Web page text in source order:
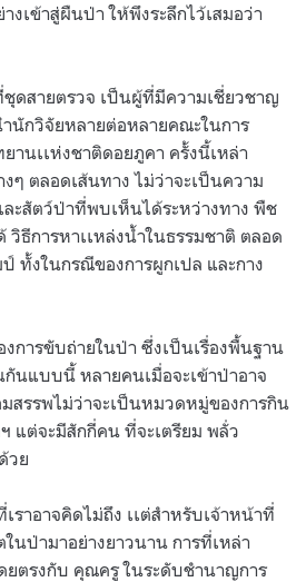
างเข้าสู่ผืนป่า ให้พึงระลึกไว้เสมอว่า
ดสายตรวจ เป็นผู้ที่มีความเชี่ยวชาญ
นักวิจัยหลายต่อหลายคณะในการ
นเเห่งชาติดอยภูคา ครั้งนี้เหล่า
ๆ ตลอดเส้นทาง ไม่ว่าจะเป็นความ
ะสัตว์ป่าที่พบเห็นได้ระหว่างทาง พืช
วิธีการหาเเหล่งน้ำในธรรมชาติ ตลอด
ทั้งในกรณีของการผูกเปล และกาง
การขับถ่ายในป่า ซึ่งเป็นเรื่องพื้นฐาน
กันแบบนี้ หลายคนเมื่อจะเข้าป่าอาจ
สรรพไม่ว่าจะเป็นหมวดหมู่ของการกิน
แต่จะมีสักกี่คน ที่จะเตรียม พลั่ว
วย
ราอาจคิดไม่ถึง เเต่สำหรับเจ้าหน้าที่
นป่ามาอย่างยาวนาน การที่เหล่า
ยตรงกับ คุณครู ในระดับชำนาญการ